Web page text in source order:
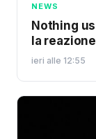
NEWS
Nothing
la
ieri alle 12:55